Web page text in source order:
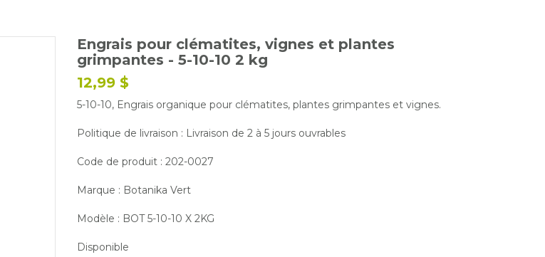
Engrais pour clématites, vignes et plantes
grimpantes - 5-10-10 2 kg
12,99 $
5-10-10, Engrais organique pour clématites, plantes grimpantes et vignes.
Politique de livraison : Livraison de 2 à 5 jours ouvrables
Code de produit : 202-0027
Marque : Botanika Vert
Modèle : BOT 5-10-10 X 2KG
Disponible